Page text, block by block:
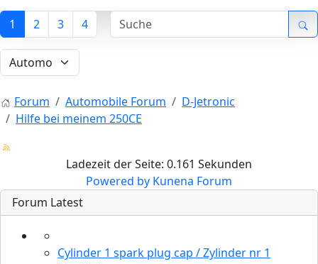
1 2 3 4
Forum Automobile Forum
D-Jetronic
Hilfe bei meinem 250CE
Ladezeit der Seite: 0.161 Sekunden
Powered by Kunena Forum
Forum Latest
Cylinder 1 spark plug cap / Zylinder nr 1